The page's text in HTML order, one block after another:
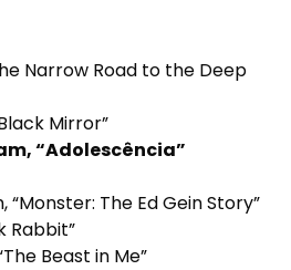
Narrow Road to the Deep
Mirror”
“Adolescência”
“Monster: The Ed Gein Story”
Rabbit”
Beast in Me”